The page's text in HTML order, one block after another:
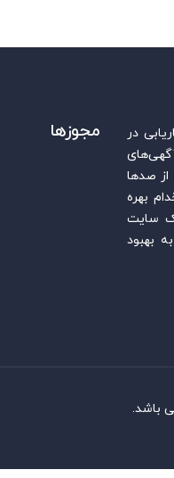
در
از صدها
بهره
یک سایت
بهبود
مجوزها
باشد.